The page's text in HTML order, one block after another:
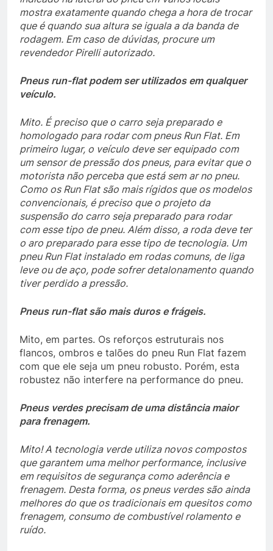
mostra exatamente quando chega a hora de trocar
que é quando sua altura se iguala a da banda de
rodagem. Em caso de dúvidas, procure um
revendedor Pirelli autorizado.
Pneus run-flat podem ser utilizados em qualquer
veículo.
Mito. É preciso que o carro seja preparado e
homologado para rodar com pneus Run Flat. Em
primeiro lugar, o veículo deve ser equipado com
um sensor de pressão dos pneus, para evitar que o
motorista não perceba que está sem ar no pneu.
Como os Run Flat são mais rígidos que os modelos
convencionais, é preciso que o projeto da
suspensão do carro seja preparado para rodar
com esse tipo de pneu. Além disso, a roda deve ter
o aro preparado para esse tipo de tecnologia. Um
pneu Run Flat instalado em rodas comuns, de liga
leve ou de aço, pode sofrer detalonamento quando
tiver perdido a pressão.
Pneus run-flat são mais duros e frágeis.
Mito, em partes. Os reforços estruturais nos
flancos, ombros e talões do pneu Run Flat fazem
com que ele seja um pneu robusto. Porém, esta
robustez não interfere na performance do pneu.
Pneus verdes precisam de uma distância maior
para frenagem.
Mito! A tecnologia verde utiliza novos compostos
que garantem uma melhor performance, inclusive
em requisitos de segurança como aderência e
frenagem. Desta forma, os pneus verdes são ainda
melhores do que os tradicionais em quesitos como
frenagem, consumo de combustível rolamento e
ruído.